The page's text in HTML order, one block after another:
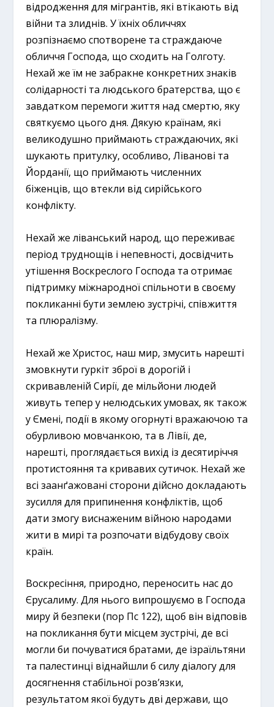
відродження для мігрантів, які втікають від
війни та злиднів. У їхніх обличчях
розпізнаємо спотворене та страждаюче
обличчя Господа, що сходить на Голготу.
Нехай же їм не забракне конкретних знаків
солідарності та людського братерства, що є
завдатком перемоги життя над смертю, яку
святкуємо цього дня. Дякую країнам, які
великодушно приймають страждаючих, які
шукають притулку, особливо, Ліванові та
Йорданії, що приймають численних
біженців, що втекли від сирійського
конфлікту.
Нехай же ліванський народ, що переживає
період труднощів і непевності, досвідчить
утішення Воскреслого Господа та отримає
підтримку міжнародної спільноти в своєму
покликанні бути землею зустрічі, співжиття
та плюралізму.
Нехай же Христос, наш мир, змусить нарешті
змовкнути гуркіт зброї в дорогій і
скривавленій Сирії, де мільйони людей
живуть тепер у нелюдських умовах, як також
у Ємені, події в якому огорнуті вражаючою та
обурливою мовчанкою, та в Лівії, де,
нарешті, проглядається вихід із десятиріччя
протистояння та кривавих сутичок. Нехай же
всі заанґажовані сторони дійсно докладають
зусилля для припинення конфліктів, щоб
дати змогу виснаженим війною народами
жити в мирі та розпочати відбудову своїх
країн.
Воскресіння, природно, переносить нас до
Єрусалиму. Для нього випрошуємо в Господа
миру й безпеки (пор Пс 122), щоб він відповів
на покликання бути місцем зустрічі, де всі
могли би почуватися братами, де ізраїльтяни
та палестинці віднайшли б силу діалогу для
досягнення стабільної розв’язки,
результатом якої будуть дві держави, що